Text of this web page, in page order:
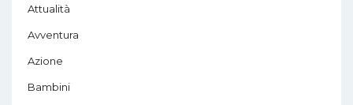
Attualità
Avventura
Azione
Bambini